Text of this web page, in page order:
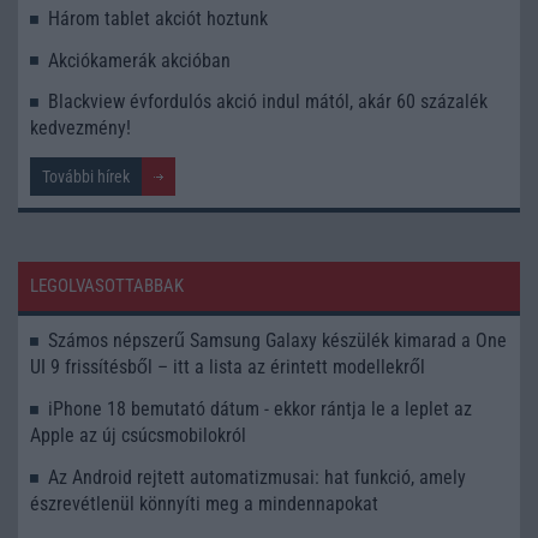
Három tablet akciót hoztunk
Akciókamerák akcióban
Blackview évfordulós akció indul mától, akár 60 százalék
kedvezmény!
További hírek
LEGOLVASOTTABBAK
Számos népszerű Samsung Galaxy készülék kimarad a One
UI 9 frissítésből – itt a lista az érintett modellekről
iPhone 18 bemutató dátum - ekkor rántja le a leplet az
Apple az új csúcsmobilokról
Az Android rejtett automatizmusai: hat funkció, amely
észrevétlenül könnyíti meg a mindennapokat